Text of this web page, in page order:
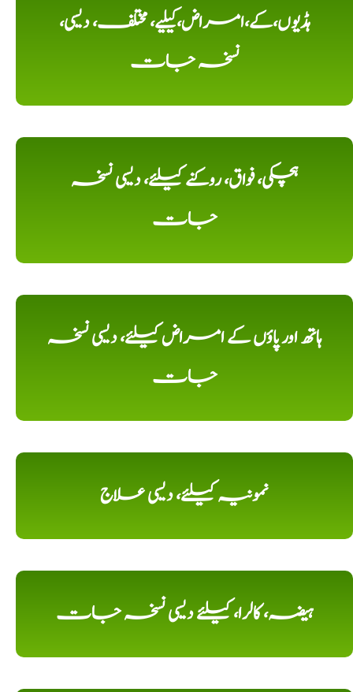
ہڈیوں،کے،امراض،کیلیے، مختلف، دیسی،
نسخہ جات
ہچکی، فواق، روکنے کیلئے، دیسی نسخہ
جات
ہاتھ اور پاؤں کے امراض کیلئے، دیسی نسخہ
جات
نمونیہ کیلئے، دیسی علاج
ہیضہ، کالرا، کیلئے دیسی نسخہ جات